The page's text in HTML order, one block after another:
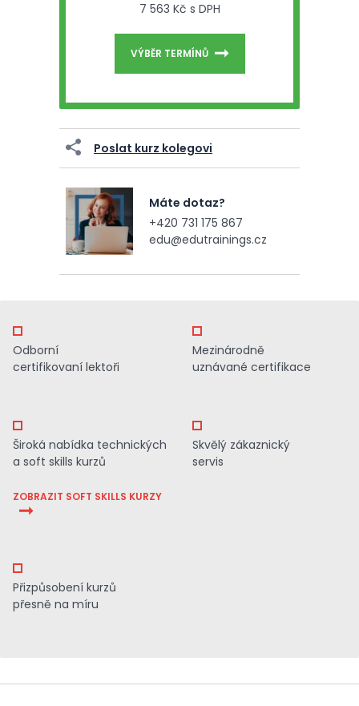
7 563 Kč s DPH
VÝBĚR TERMÍNŮ
Poslat kurz kolegovi
Máte dotaz?
+420 731 175 867
edu@edutrainings.cz
Odborní
certifikovaní lektoři
Mezinárodně
uznávané certifikace
Široká nabídka technických
a soft skills kurzů
ZOBRAZIT SOFT SKILLS KURZY
Skvělý zákaznický
servis
Přizpůsobení kurzů
přesně na míru